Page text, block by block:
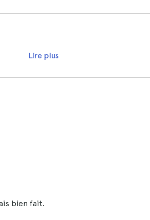
Lire plus
bien fait.